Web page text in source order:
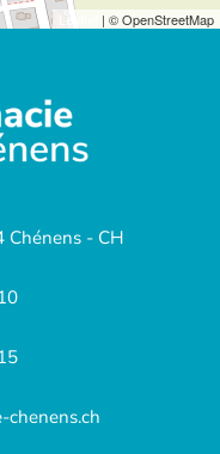
| © OpenStreetMap
Chénens - CH
chenens.ch